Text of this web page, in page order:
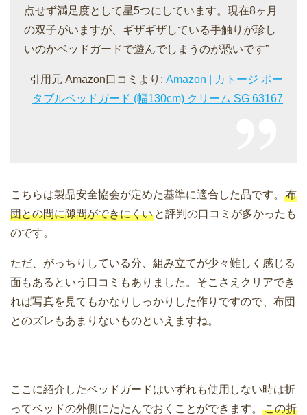
点せず満足度として星5つにしています。現在8ヶ月
の双子がいますが、ギザギザしている手触りが珍し
いのかベッドガードで遊んでしまうのが恐いです”
引用元 Amazon口コミより: Amazon | カトージ ポー
タブルベッドガード (幅130cm) クリーム SG 63167
こちらは製品安全協会が定めた基準に適合した品です。
布
団との間に隙間ができにくい と評判の口コミが多かったも
のです。
ただ、がっちりしている分、組み立てが少々難しく感じる
面もあるという口コミもありました。そこさえクリアでき
れば写真を見てもかなりしっかりした作りですので、布団
とのズレもあまりないものといえますね。
ここに紹介したベッドガードはいずれも使用しない時は折
ってベッドの外側にたたんでおくことができます。
この折